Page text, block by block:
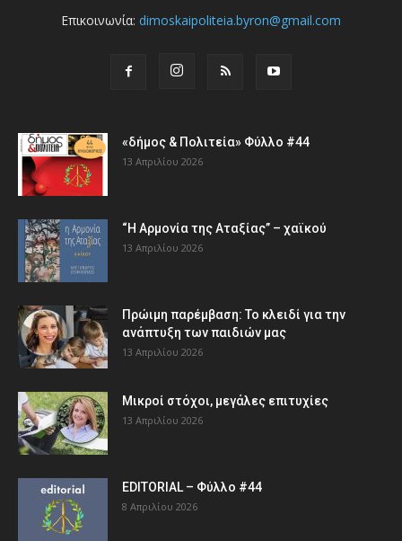
Επικοινωνία: dimoskaipoliteia.byron@gmail.com
«δήμος & Πολιτεία» Φύλλο #44
13 Απριλίου 2026
“Η Αρμονία της Αταξίας” – χαϊκού
13 Απριλίου 2026
Πρώιμη παρέμβαση: Το κλειδί για την
ανάπτυξη των παιδιών µας
13 Απριλίου 2026
Μικροί στόχοι, μεγάλες επιτυχίες
13 Απριλίου 2026
EDITORIAL – Φύλλο #44
8 Απριλίου 2026